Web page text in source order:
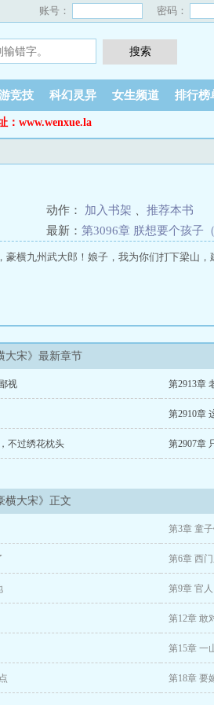
账号： 密码：
竞技 科幻灵异 女生频道 排行榜
：www.wenxue.la
动作： 加入书架
推荐本书
最新： 第3096章 朕想要个孩子
横九州武大郎！娘子，我为你们打下梁山
大宋》最新章节
视 第2913章
第2910章
不过绣花枕头 第2907章
横大宋》正文
第3章 童
第6章 西
第9章 官
第12章 敢
第15章 一
第18章 要